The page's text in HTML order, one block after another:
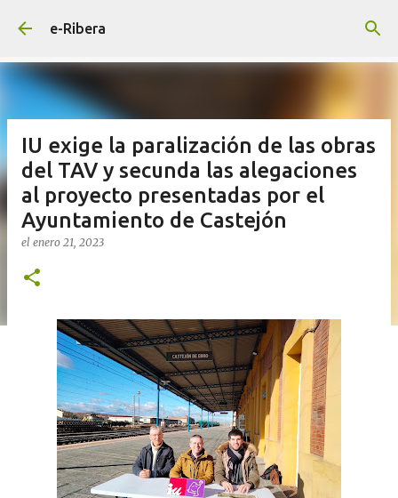
e-Ribera
IU exige la paralización de las obras
del TAV y secunda las alegaciones
al proyecto presentadas por el
Ayuntamiento de Castejón
el enero 21, 2023